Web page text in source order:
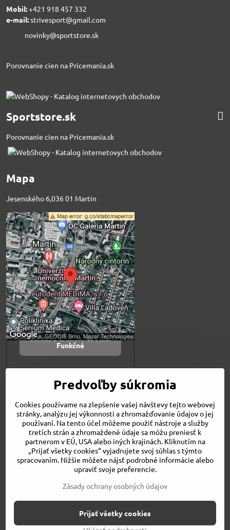
Mobil:+421 918 457 332
e-mail:strivesport@gmail.com
novinky@sportstore.sk
Porovnanie cien na Pricemania.sk
Sportstore.sk
Porovnanie cien na Pricemania.sk
Mapa
Jesenského 6,036 01 Martin
Externý obsah je
blokovaný Voľbami
súkromia
Prajete si načítať externý obsah?
Povoliť tentokrát
Povoliť a zapamätať -
súhlas s druhom cookie:
Funkčné
Otvoriť obsah v novom okne
Novinky
Niečo o nás
Naša ponuka
Veľkostné tabuľky
Obchodné podmienky
Kontakt
©2026Copyright
Predvoľby súkromiaZásady ochrany osobných údajov
Stav objednávky
Predvoľby súkromia
Cookies používame na zlepšenie vašej návštevy tejto webovej
stránky, analýzu jej výkonnosti a zhromažďovanie údajov o jej
používaní. Na tento účel môžeme použiť nástroje a služby
tretích strán a zhromaždené údaje sa môžu preniesť k
partnerom v EÚ, USA alebo iných krajinách. Kliknutím na
„Prijať všetky cookies“ vyjadrujete svoj súhlas s týmto
spracovaním. Nižšie môžete nájsť podrobné informácie alebo
upraviť svoje preferencie.
Zásady ochrany osobných údajov
Prijať všetky cookies